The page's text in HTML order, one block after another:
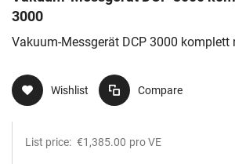
3000
Vakuum-Messgerät DCP 3000 komplett
Wishlist Compare
List price: €1,385.00 pro VE